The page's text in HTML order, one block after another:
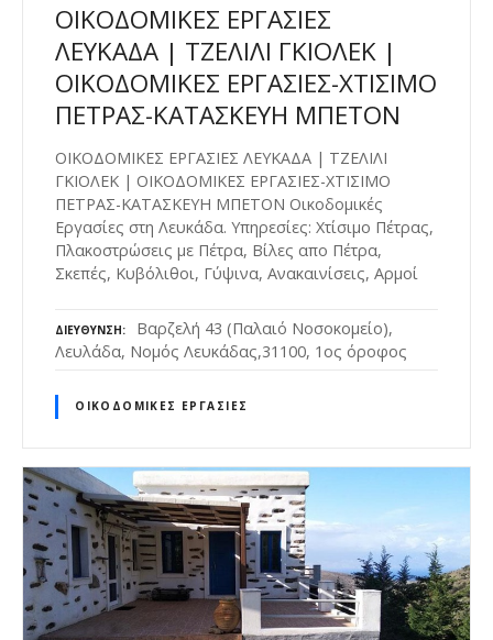
ΟΙΚΟΔΟΜΙΚΕΣ ΕΡΓΑΣΙΕΣ
ΛΕΥΚΑΔΑ | ΤΖΕΛΙΛΙ ΓΚΙΟΛΕΚ |
ΟΙΚΟΔΟΜΙΚΕΣ ΕΡΓΑΣΙΕΣ-ΧΤΙΣΙΜΟ
ΠΕΤΡΑΣ-ΚΑΤΑΣΚΕΥΗ ΜΠΕΤΟΝ
ΟΙΚΟΔΟΜΙΚΕΣ ΕΡΓΑΣΙΕΣ ΛΕΥΚΑΔΑ | ΤΖΕΛΙΛΙ
ΓΚΙΟΛΕΚ | ΟΙΚΟΔΟΜΙΚΕΣ ΕΡΓΑΣΙΕΣ-ΧΤΙΣΙΜΟ
ΠΕΤΡΑΣ-ΚΑΤΑΣΚΕΥΗ ΜΠΕΤΟΝ Οικοδομικές
Εργασίες στη Λευκάδα. Υπηρεσίες: Χτίσιμο Πέτρας,
Πλακοστρώσεις με Πέτρα, Βίλες απο Πέτρα,
Σκεπές, Κυβόλιθοι, Γύψινα, Ανακαινίσεις, Αρμοί
ΔΙΕΎΘΥΝΣΗ
Βαρζελή 43 (Παλαιό Νοσοκομείο),
Λευλάδα, Νομός Λευκάδας,31100, 1ος όροφος
ΟΙΚΟΔΟΜΙΚΈΣ ΕΡΓΑΣΊΕΣ